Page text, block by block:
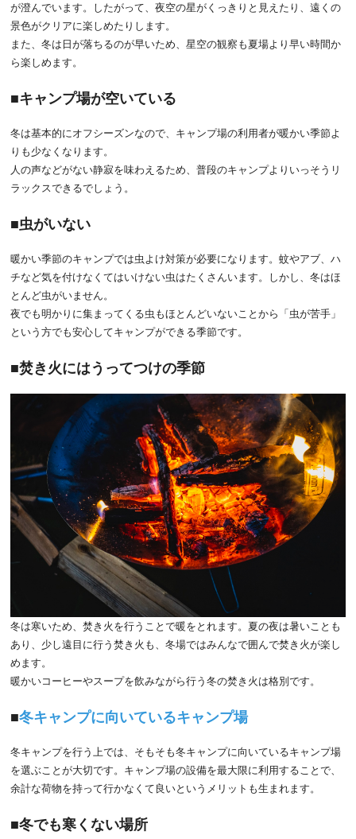
が澄んでいます。したがって、夜空の星がくっきりと見えたり、遠くの
景色がクリアに楽しめたりします。
また、冬は日が落ちるのが早いため、星空の観察も夏場より早い時間か
ら楽しめます。
キャンプ場が空いている
冬は基本的にオフシーズンなので、キャンプ場の利用者が暖かい季節よ
りも少なくなります。
人の声などがない静寂を味わえるため、普段のキャンプよりいっそうリ
ラックスできるでしょう。
虫がいない
暖かい季節のキャンプでは虫よけ対策が必要になります。蚊やアブ、ハ
チなど気を付けなくてはいけない虫はたくさんいます。しかし、冬はほ
とんど虫がいません。
夜でも明かりに集まってくる虫もほとんどいないことから「虫が苦手」
という方でも安心してキャンプができる季節です。
焚き火にはうってつけの季節
冬は寒いため、焚き火を行うことで暖をとれます。夏の夜は暑いことも
あり、少し遠目に行う焚き火も、冬場ではみんなで囲んで焚き火が楽し
めます。
暖かいコーヒーやスープを飲みながら行う冬の焚き火は格別です。
冬キャンプに向いているキャンプ場
冬キャンプを行う上では、そもそも冬キャンプに向いているキャンプ場
を選ぶことが大切です。キャンプ場の設備を最大限に利用することで、
余計な荷物を持って行かなくて良いというメリットも生まれます。
冬でも寒くない場所